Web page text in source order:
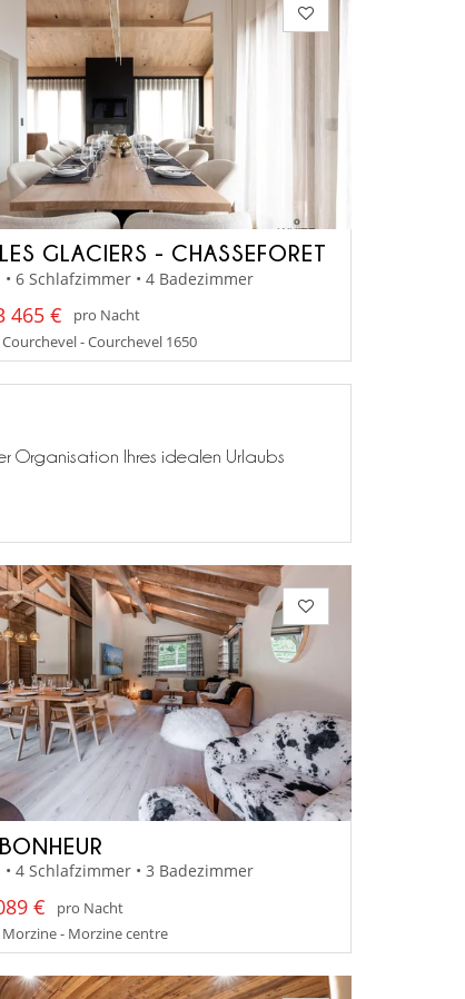
GLACIERS - CHASSEFORET
• 6 Schlafzimmer • 4 Badezimmer
465 €
pro Nacht
- Courchevel 1650
Organisation Ihres idealen Urlaubs
• 4 Schlafzimmer • 3 Badezimmer
€
pro Nacht
- Morzine centre